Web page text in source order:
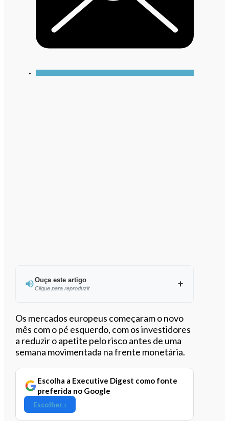
Ouça este artigo
Clique para reproduzir
Ouvir este artigo
Os mercados europeus começaram o novo
mês com o pé esquerdo, com os investidores
a reduzir o apetite pelo risco antes de uma
semana movimentada na frente monetária.
Escolha a Executive Digest como fonte
preferida no Google
Escolher ›